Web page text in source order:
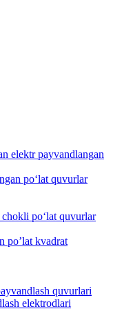
elektr payvandlangan
po‘lat quvurlar
po‘lat quvurlar
po’lat kvadrat
quvurlari
elektrodlari